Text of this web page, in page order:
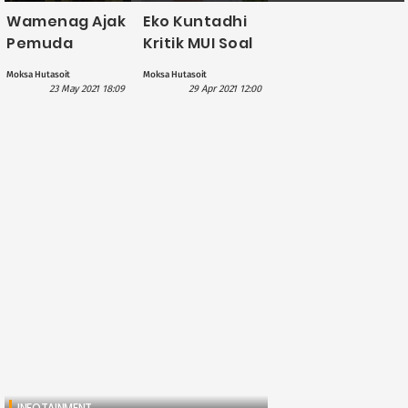
Wamenag Ajak
Pemuda
Kristen Ikut
Bantu Perkuat
Moksa Hutasoit
23 May 2021 18:09
Eko Kuntadhi
Kritik MUI Soal
Yahya Waloni:
Moksa Hutasoit
29 Apr 2021 12:00